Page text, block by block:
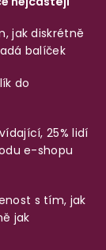
jak diskrétně
balíček
do
25% lidí
e-shopu
s tím, jak
jak